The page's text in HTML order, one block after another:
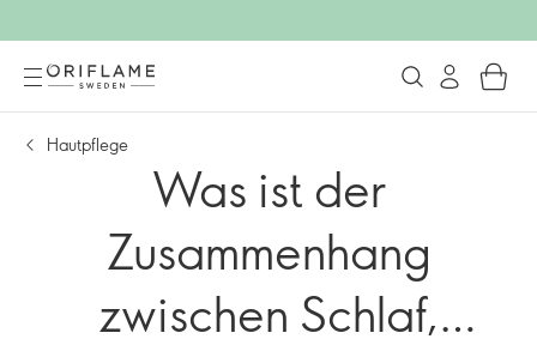
Hautpflege
Was ist der
Zusammenhang
zwischen Schlaf,